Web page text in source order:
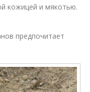
кожицей и мякотью.
предпочитает